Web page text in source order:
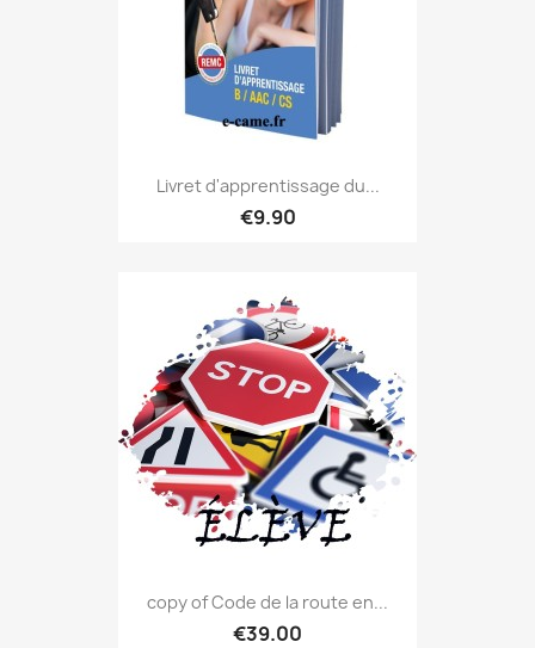
Livret d'apprentissage du...
€9.90
copy of Code de la route en...
€39.00